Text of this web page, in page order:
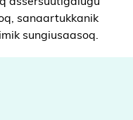
sanaartukkanik
sungiusaasoq.